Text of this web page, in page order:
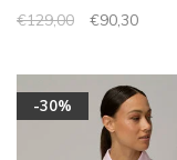
€129,00 €90,30
-30%